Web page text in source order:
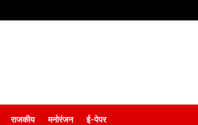
राजकीय मनोरंजन ई-पेपर